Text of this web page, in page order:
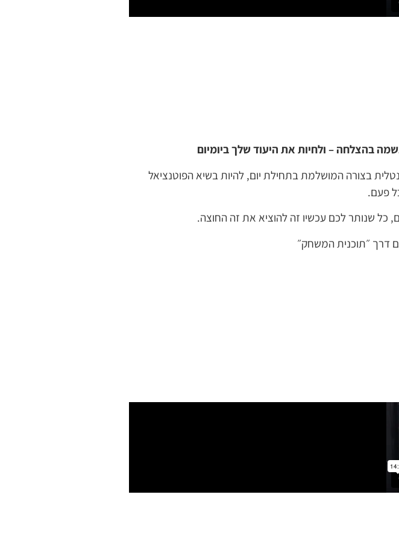
בהצלחה – ולחיות את היעוד שלך ביומיום
בצורה המושלמת בתחילת יום, להיות בשיא הפוטנציאל
פעם.
שנותר לכם עכשיו זה להוציא את זה החוצה.
דרך ״תוכנית המשחק״